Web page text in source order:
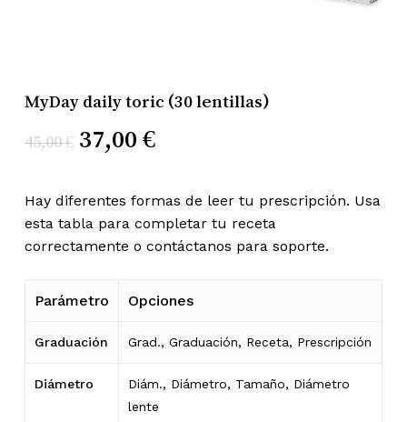
MyDay daily toric (30 lentillas)
45,00€ El
original
era:
45,00 €.
37,00 €El
actual
es:
37,00 €.
Hay diferentes formas de leer tu prescripción. Usa
esta tabla para completar tu receta
correctamente o contáctanos para soporte.
Parámetro Opciones
Graduación Grad., Graduación, Receta, Prescripción
Diámetro
Diám., Diámetro, Tamaño, Diámetro
lente
Guarda mi nombre, correo
electrónico y web en este navegador
para la próxima vez que comente.